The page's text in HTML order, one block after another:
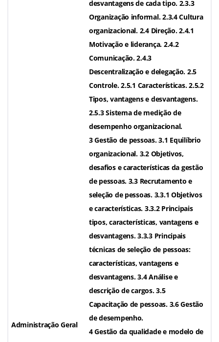
Administração Geral
desvantagens de cada tipo. 2.3.3
Organização informal. 2.3.4 Cultura
organizacional. 2.4 Direção. 2.4.1
Motivação e liderança. 2.4.2
Comunicação. 2.4.3
Descentralização e delegação. 2.5
Controle. 2.5.1 Características. 2.5.2
Tipos, vantagens e desvantagens.
2.5.3 Sistema de medição de
desempenho organizacional.
3 Gestão de pessoas. 3.1 Equilíbrio
organizacional. 3.2 Objetivos,
desafios e características da gestão
de pessoas. 3.3 Recrutamento e
seleção de pessoas. 3.3.1 Objetivos
e características. 3.3.2 Principais
tipos, características, vantagens e
desvantagens. 3.3.3 Principais
técnicas de seleção de pessoas:
características, vantagens e
desvantagens. 3.4 Análise e
descrição de cargos. 3.5
Capacitação de pessoas. 3.6 Gestão
de desempenho.
4 Gestão da qualidade e modelo de